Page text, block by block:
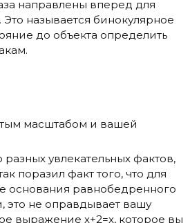
направлены вперед для
называется бинокулярное
до объекта определить
масштабом и вашей
увлекательных фактов,
поразил факт того, что для
основания равнобедренного
это не оправдывает вашу
выражение х+2=х, которое вы